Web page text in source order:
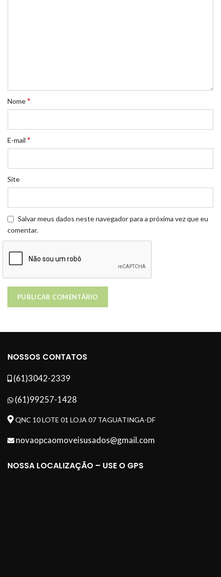
Nome*
E-mail *
Site
Salvar meus dados neste navegador para a próxima vez que eu
comentar.
NOSSOS CONTATOS
(61)3042-2339
(61)99257-1428
QNC 10 LOTE 01 LOJA 07 TAGUATINGA-DF
novaopcaomoveisusados@gmail.com
NOSSA LOCALIZAÇÃO – USE O GPS